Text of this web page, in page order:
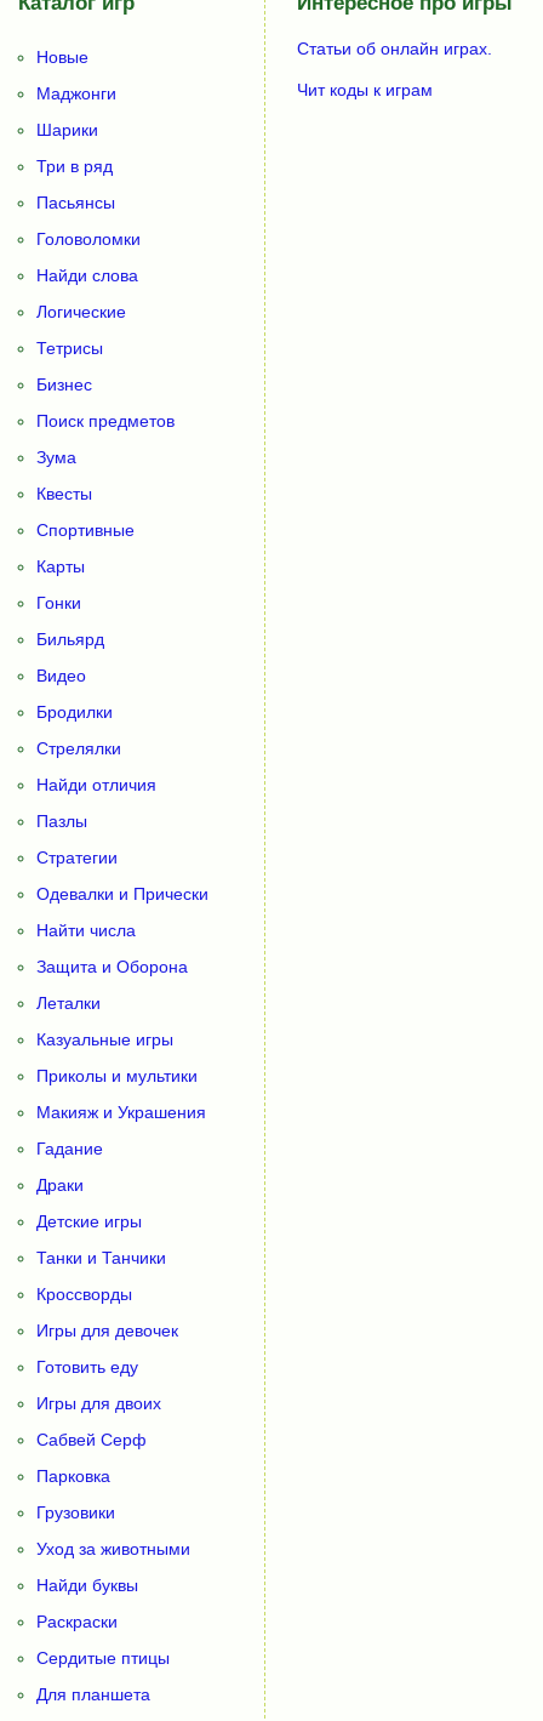
Новые
Маджонги
Шарики
Три в ряд
Пасьянсы
Головоломки
Найди слова
Логические
Тетрисы
Бизнес
Поиск предметов
Зума
Квесты
Спортивные
Карты
Гонки
Бильярд
Видео
Бродилки
Стрелялки
Найди отличия
Пазлы
Стратегии
Одевалки и Прически
Найти числа
Защита и Оборона
Леталки
Казуальные игры
Приколы и мультики
Макияж и Украшения
Гадание
Драки
Детские игры
Танки и Танчики
Кроссворды
Игры для девочек
Готовить еду
Игры для двоих
Сабвей Серф
Парковка
Грузовики
Уход за животными
Найди буквы
Раскраски
Сердитые птицы
Для планшета
Статьи об онлайн играх.
Чит коды к играм